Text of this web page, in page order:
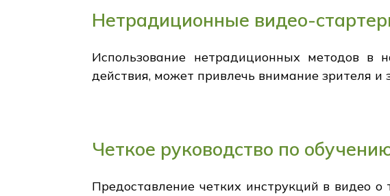
Нетрадиционные видео-
Использование нетрадиционных методов в
действия, может привлечь внимание зрителя и
Четкое руководство по
Предоставление четких инструкций в видео